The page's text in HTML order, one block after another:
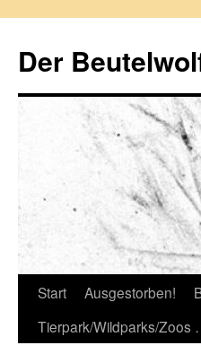
springen
Der
Start Ausgestorben!
Tierpark/Wildparks/Zoos